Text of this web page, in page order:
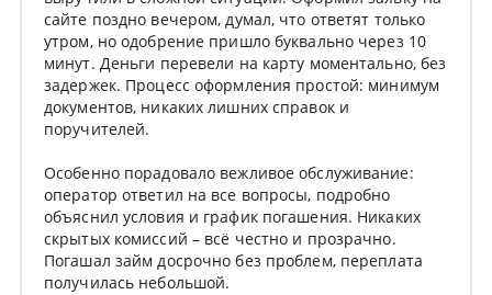
сайте поздно вечером, думал, что ответят только
утром, но одобрение пришло буквально через 10
минут. Деньги перевели на карту моментально, без
задержек. Процесс оформления простой: минимум
документов, никаких лишних справок и
поручителей.
Особенно порадовало вежливое обслуживание:
оператор ответил на все вопросы, подробно
объяснил условия и график погашения. Никаких
скрытых комиссий – всё честно и прозрачно.
Погашал займ досрочно без проблем, переплата
получилась небольшой.